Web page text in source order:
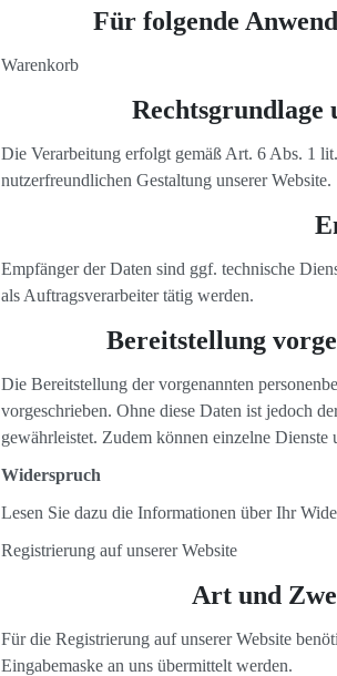
Für folgende
Warenkorb
Rechtsgrundlage
Die Verarbeitung erfolgt gemäß Art. 6 Abs. 1
nutzerfreundlichen Gestaltung unserer Website.
Empfänger der Daten sind ggf. technische
als Auftragsverarbeiter tätig werden.
Bereitstellung
Die Bereitstellung der vorgenannten
vorgeschrieben. Ohne diese Daten ist jedoch
gewährleistet. Zudem können einzelne
Widerspruch
Lesen Sie dazu die Informationen über Ihr
Registrierung auf unserer Website
Art und
Für die Registrierung auf unserer Website
Eingabemaske an uns übermittelt werden.